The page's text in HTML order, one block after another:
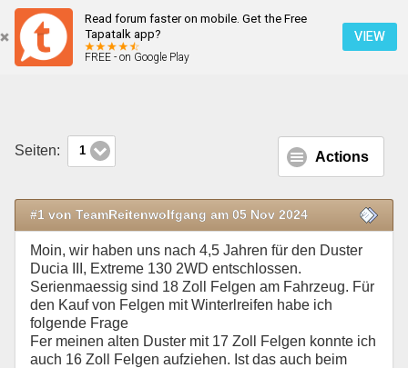
Read forum faster on mobile. Get the Free
Tapatalk app?
FREE - on Google Play
VIEW
Felgengroesse, Felgengröße
Seiten: 1 Actions
#1 von TeamReitenwolfgang am 05 Nov 2024
Moin, wir haben uns nach 4,5 Jahren für den Duster
Ducia III, Extreme 130 2WD entschlossen.
Serienmaessig sind 18 Zoll Felgen am Fahrzeug. Für
den Kauf von Felgen mit Winterlreifen habe ich
folgende Frage
Fer meinen alten Duster mit 17 Zoll Felgen konnte ich
auch 16 Zoll Felgen aufziehen. Ist das auch beim